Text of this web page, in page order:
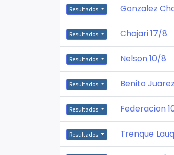
Resultados Gonzalez
Resultados Chajari 17/8
Resultados Nelson 10/8
Resultados Benito
Resultados Federacion
Resultados Trenque